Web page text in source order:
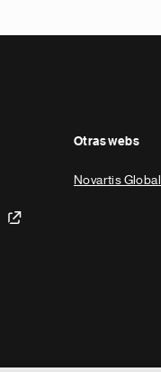
Otras webs
Novartis Global